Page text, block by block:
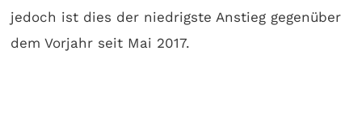
jedoch ist dies der niedrigste Anstieg gegenüber
dem Vorjahr seit Mai 2017.